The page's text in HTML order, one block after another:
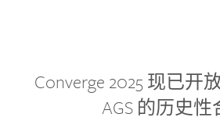
Converge 2025 现已开
AGS 的历史性